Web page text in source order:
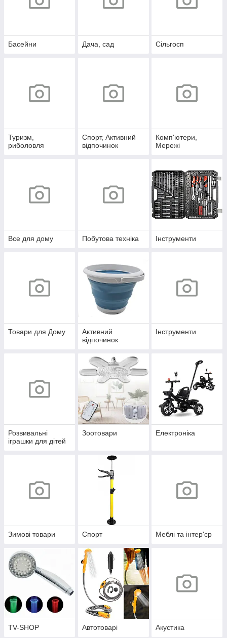
Басейни Дача, сад Сільгосп
Туризм,
риболовля
Спорт, Активний
відпочинок
Комп'ютери,
Мережі
Все для дому Побутова техніка Інструменти
Товари для Дому
Активний
відпочинок
Інструменти
Розвивальні
іграшки для дітей
Зоотовари Електроніка
Зимові товари Спорт Меблі та інтер'єр
TV-SHOP Автотоварі Акустика